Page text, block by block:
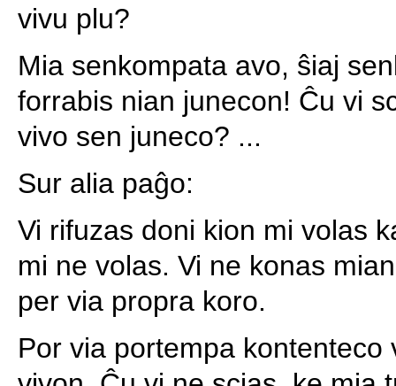
vivu plu?
Mia senkompata avo, ŝiaj
forrabis nian junecon! Ĉu vi
vivo sen juneco? ...
Sur alia paĝo:
Vi rifuzas doni kion mi volas
mi ne volas. Vi ne konas
per via propra koro.
Por via portempa kontenteco